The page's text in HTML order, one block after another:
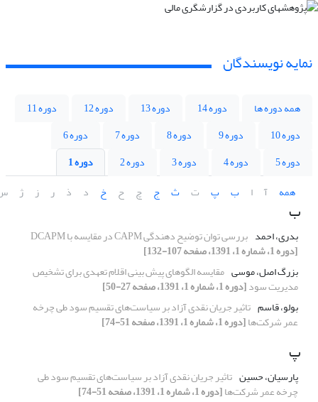
نمایه نویسندگان
همه دوره ها دوره 14 دوره 13 دوره 12
دوره 11
دوره 10
دوره 9 دوره 8 دوره 7
دوره 6
دوره 5
دوره 4 دوره 3 دوره 2
دوره 1
همه
آ ا ب پ ت ث ج چ ح خ د ذ ر ز ژ
ب
بدری، احمد بررسی توان توضیح دهندگی CAPM در مقایسه با DCAPM
[دوره 1، شماره 1، 1391، صفحه 107-132]
بزرگ اصل، موسی مقایسه الگوهای پیش بینی اقلام تعهدی برای تشخیص
مدیریت سود[دوره 1، شماره 1، 1391، صفحه 27-50]
بولو، قاسم تاثیر جریان‌ نقدی آزاد بر سیاست‌های تقسیم سود طی چرخه
عمر شرکت‌ها[دوره 1، شماره 1، 1391، صفحه 51-74]
پ
پارسیان، حسین تاثیر جریان‌ نقدی آزاد بر سیاست‌های تقسیم سود طی
چرخه عمر شرکت‌ها[دوره 1، شماره 1، 1391، صفحه 51-74]